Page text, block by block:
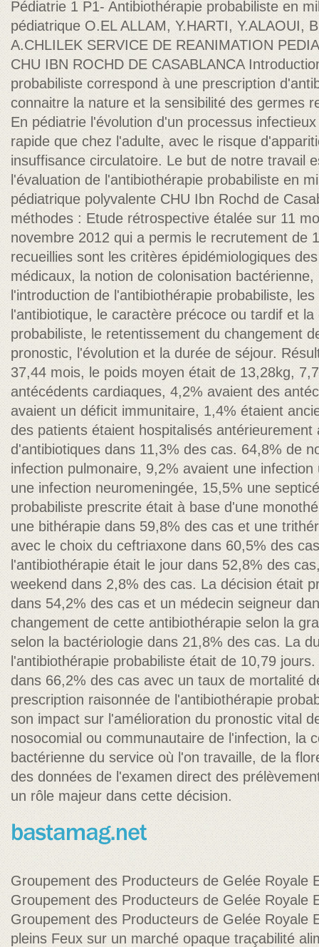
Pédiatrie 1 P1- Antibiothérapie probabiliste en
pédiatrique O.EL ALLAM, Y.HARTI, Y.ALAOUI,
A.CHLILEK SERVICE DE REANIMATION
CHU IBN ROCHD DE CASABLANCA
probabiliste correspond à une prescription
connaitre la nature et la sensibilité des germes
En pédiatrie l'évolution d'un processus
rapide que chez l'adulte, avec le risque
insuffisance circulatoire. Le but de notre travail
l'évaluation de l'antibiothérapie probabiliste en
pédiatrique polyvalente CHU Ibn Rochd de
méthodes : Etude rétrospective étalée sur 11
novembre 2012 qui a permis le recrutement de
recueillies sont les critères épidémiologiques
médicaux, la notion de colonisation
l'introduction de l'antibiothérapie probabiliste,
l'antibiotique, le caractère précoce ou tardif et
probabiliste, le retentissement du changement
pronostic, l'évolution et la durée de séjour.
37,44 mois, le poids moyen était de 13,28kg,
antécédents cardiaques, 4,2% avaient des
avaient un déficit immunitaire, 1,4% étaient
des patients étaient hospitalisés antérieurement
d'antibiotiques dans 11,3% des cas. 64,8% de
infection pulmonaire, 9,2% avaient une
une infection neuromeningée, 15,5% une
probabiliste prescrite était à base d'une
une bithérapie dans 59,8% des cas et une
avec le choix du ceftriaxone dans 60,5% des
l'antibiothérapie était le jour dans 52,8% des
weekend dans 2,8% des cas. La décision était
dans 54,2% des cas et un médecin seigneur
changement de cette antibiothérapie selon la
selon la bactériologie dans 21,8% des cas. La
l'antibiothérapie probabiliste était de 10,79
dans 66,2% des cas avec un taux de mortalité
prescription raisonnée de l'antibiothérapie
son impact sur l'amélioration du pronostic vital
nosocomial ou communautaire de l'infection, la
bactérienne du service où l'on travaille, de la
des données de l'examen direct des
un rôle majeur dans cette décision.
Groupement des Producteurs de Gelée Royale
Groupement des Producteurs de Gelée Royale
Groupement des Producteurs de Gelée Royale
pleins Feux sur un marché opaque traçabilité